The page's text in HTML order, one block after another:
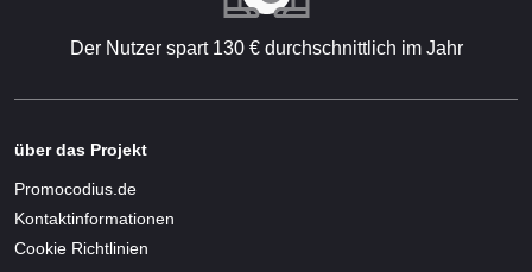
Der Nutzer spart 130 € durchschnittlich im Jahr
über das Projekt
Promocodius.de
Kontaktinformationen
Cookie Richtlinien